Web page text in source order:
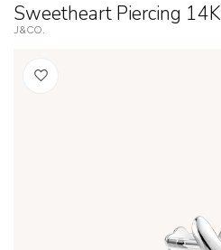
Sweetheart Piercing 14K
J&CO.